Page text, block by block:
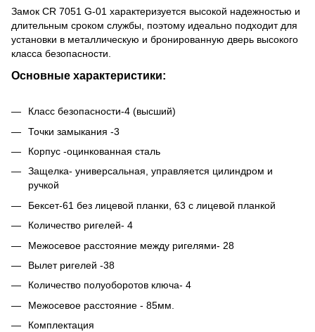
Замок CR 7051 G-01 характеризуется высокой надежностью и
длительным сроком службы, поэтому идеально подходит для
установки в металлическую и бронированную дверь высокого
класса безопасности.
Основные характеристики:
Класс безопасности-4 (высший)
Точки замыкания -3
Корпус -оцинкованная сталь
Защелка- универсальная, управляется цилиндром и
ручкой
Бексет-61 без лицевой планки, 63 с лицевой планкой
Количество ригелей- 4
Межосевое расстояние между ригелями- 28
Вылет ригелей -38
Количество полуоборотов ключа- 4
Межосевое расстояние - 85мм.
Комплектация